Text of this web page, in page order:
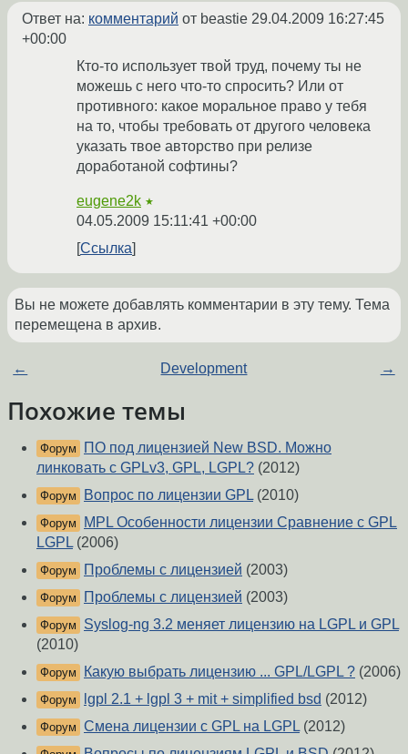
Ответ на: комментарий от beastie 29.04.2009 16:27:45
+00:00
Кто-то использует твой труд, почему ты не
можешь с него что-то спросить? Или от
противного: какое моральное право у тебя
на то, чтобы требовать от другого человека
указать твое авторство при релизе
доработаной софтины?
eugene2k ★
04.05.2009 15:11:41 +00:00
Ссылка
Вы не можете добавлять комментарии в эту тему. Тема
перемещена в архив.
← Development →
Похожие темы
Форум
ПО под лицензией New BSD. Можно
линковать с GPLv3, GPL, LGPL? (2012)
Форум Вопрос по лицензии GPL (2010)
Форум
MPL Особенности лицензии Сравнение с GPL
LGPL (2006)
Форум Проблемы с лицензией (2003)
Форум Проблемы с лицензией (2003)
Форум
Syslog-ng 3.2 меняет лицензию на LGPL и GPL
(2010)
Форум Какую выбрать лицензию ... GPL/LGPL ? (2006)
Форум lgpl 2.1 + lgpl 3 + mit + simplified bsd (2012)
Форум Смена лицензии с GPL на LGPL (2012)